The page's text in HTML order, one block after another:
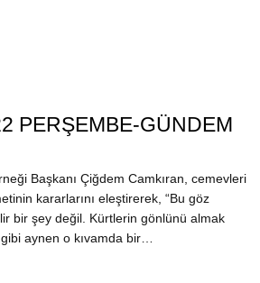
PERŞEMBE-GÜNDEM
Başkanı Çiğdem Camkıran, cemevleri
kararlarını eleştirerek, “Bu göz
bir şey değil. Kürtlerin gönlünü almak
aynen o kıvamda bir…